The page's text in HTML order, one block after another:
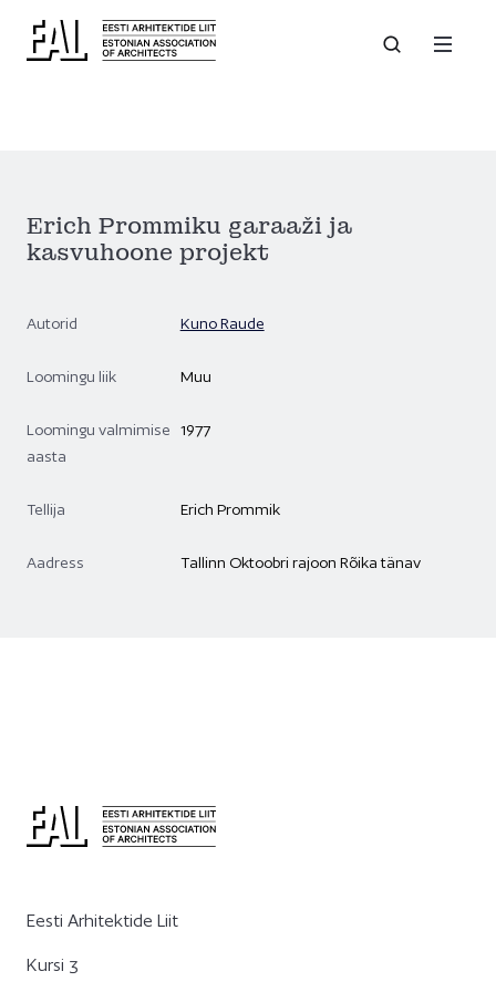
Erich Prommiku garaaži ja
kasvuhoone projekt
Autorid Kuno Raude
Loomingu liik Muu
Loomingu valmimise
aasta
1977
Tellija Erich Prommik
Aadress Tallinn Oktoobri rajoon Rõika tänav
Eesti Arhitektide Liit
Kursi 3